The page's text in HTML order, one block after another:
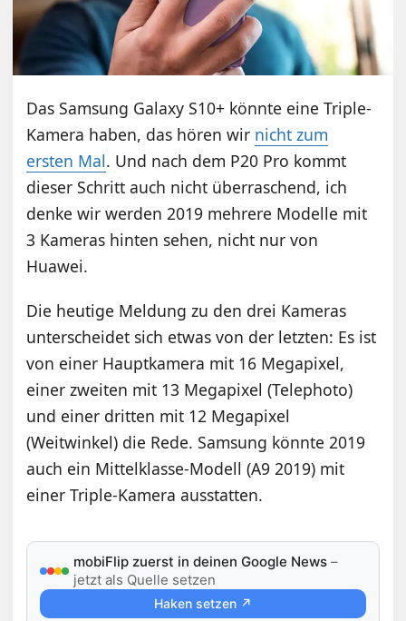
Das Samsung Galaxy S10+ könnte eine Triple-
Kamera haben, das hören wir nicht zum
ersten Mal. Und nach dem P20 Pro kommt
dieser Schritt auch nicht überraschend, ich
denke wir werden 2019 mehrere Modelle mit
3 Kameras hinten sehen, nicht nur von
Huawei.
Die heutige Meldung zu den drei Kameras
unterscheidet sich etwas von der letzten: Es ist
von einer Hauptkamera mit 16 Megapixel,
einer zweiten mit 13 Megapixel (Telephoto)
und einer dritten mit 12 Megapixel
(Weitwinkel) die Rede. Samsung könnte 2019
auch ein Mittelklasse-Modell (A9 2019) mit
einer Triple-Kamera ausstatten.
mobiFlip zuerst in deinen Google News –
jetzt als Quelle setzen
Haken setzen ↗